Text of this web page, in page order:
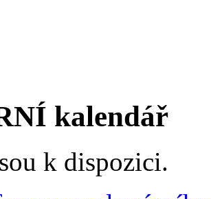
kalendář
k dispozici.